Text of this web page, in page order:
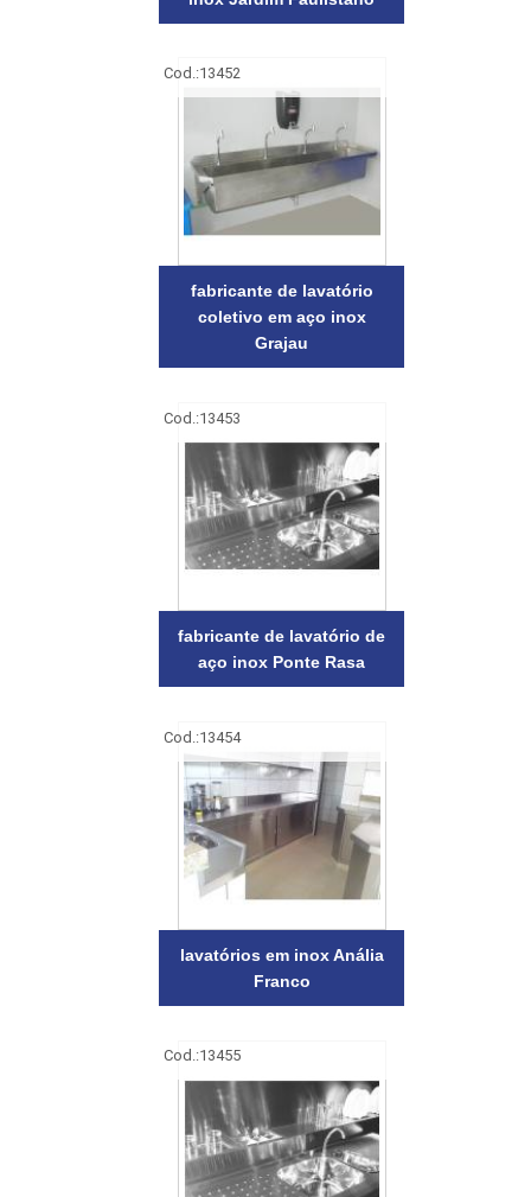
Cod.:13452
fabricante de lavatório
coletivo em aço inox
Grajau
Cod.:13453
fabricante de lavatório de
aço inox Ponte Rasa
Cod.:13454
lavatórios em inox Anália
Franco
Cod.:13455